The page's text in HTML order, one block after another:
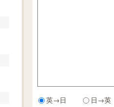
英→日 日→英